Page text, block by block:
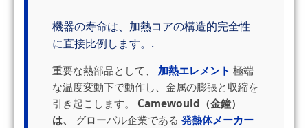
機器の寿命は、加熱コアの構造的完全性
に直接比例します。.
重要な熱部品として、 加熱エレメント 極端
な温度変動下で動作し、金属の膨張と収縮を
引き起こします。 Camewould（金鐘）
は、
グローバル企業である 発熱体メーカー